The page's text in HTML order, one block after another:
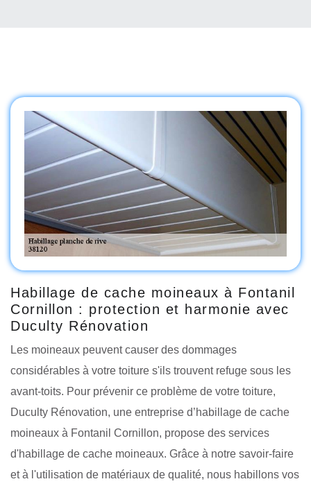
Habillage de cache moineaux à Fontanil
Cornillon : protection et harmonie avec
Duculty Rénovation
Les moineaux peuvent causer des dommages
considérables à votre toiture s'ils trouvent refuge sous les
avant-toits. Pour prévenir ce problème de votre toiture,
Duculty Rénovation, une entreprise d’habillage de cache
moineaux à Fontanil Cornillon, propose des services
d'habillage de cache moineaux. Grâce à notre savoir-faire
et à l'utilisation de matériaux de qualité, nous habillons vos